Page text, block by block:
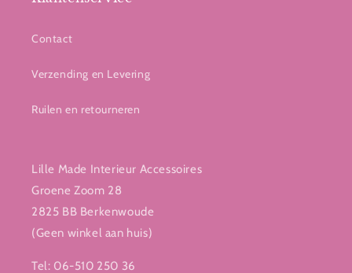
Contact
Verzending en Levering
Ruilen en retourneren
Lille Made Interieur Accessoires
Groene Zoom 28
2825 BB Berkenwoude
(Geen winkel aan huis)
Tel: 06-510 250 36